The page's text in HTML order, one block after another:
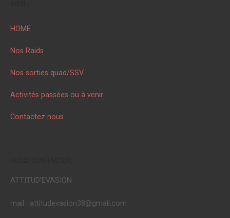
HOME
Nos Raids
Nos sorties quad/SSV
Activités passées ou à venir
Contactez nous
ATTITUD'EVASION
mail : attitudevasion38@gmail.com